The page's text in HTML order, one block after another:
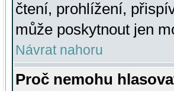
čtení, prohlížení,
může poskytnout jen
Návrat nahoru
Proč nemohu